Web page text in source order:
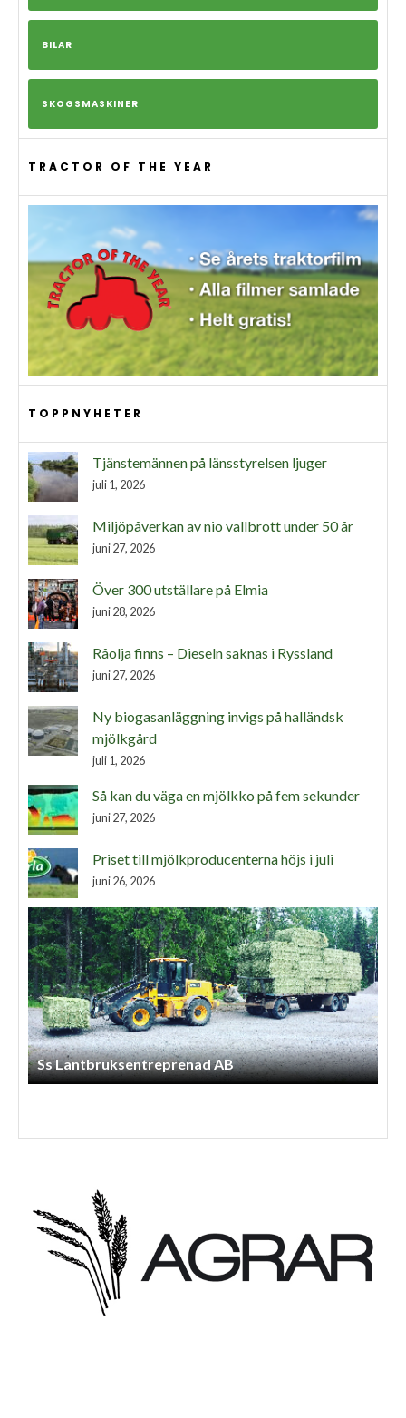
BILAR
SKOGSMASKINER
TRACTOR OF THE YEAR
TOPPNYHETER
Tjänstemännen på länsstyrelsen ljuger
juli 1, 2026
Miljöpåverkan av nio vallbrott under 50 år
juni 27, 2026
Över 300 utställare på Elmia
juni 28, 2026
Råolja finns – Dieseln saknas i Ryssland
juni 27, 2026
Ny biogasanläggning invigs på halländsk
mjölkgård
juli 1, 2026
Så kan du väga en mjölkko på fem sekunder
juni 27, 2026
Priset till mjölkproducenterna höjs i juli
juni 26, 2026
Adam Hansson